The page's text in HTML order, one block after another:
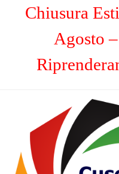
Chiusura
Agosto